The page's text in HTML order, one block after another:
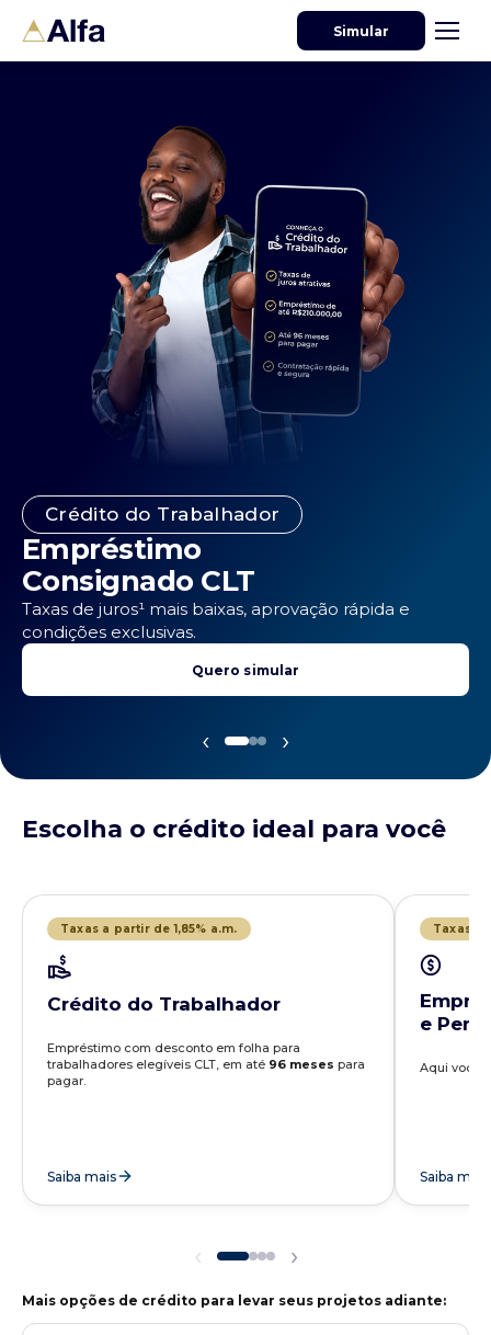
Simular
Consignado INSS
Desbloqueie seu benefício
do INSS agora mesmo!
Quer voltar a contratar empréstimo consignado?
Faça o desbloqueio de forma simples e prática!
Saiba Mais
‹ ›
Escolha o crédito ideal para você
Taxas a partir de 1,85% a.m.
Crédito do Trabalhador
Empréstimo com desconto em folha para
trabalhadores elegíveis CLT, em até 96 meses para
pagar.
Saiba mais
Taxas a
e
Aqui você
Saiba mais
‹ ›
Mais opções de crédito para levar seus projetos adiante: